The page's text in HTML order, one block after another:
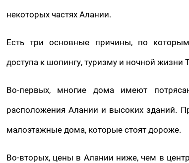
некоторых частях Алании.
Есть три основные причины, по
доступа к шопингу, туризму и ночной жизни
Во-первых, многие дома имеют
расположения Алании и высоких зданий.
малоэтажные дома, которые стоят дороже.
Во-вторых, цены в Алании ниже, чем в